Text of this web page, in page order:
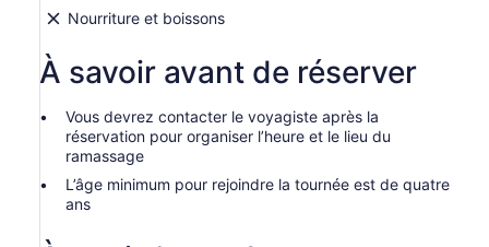
Nourriture et boissons
À savoir avant de réserver
Vous devrez contacter le voyagiste après la
réservation pour organiser l’heure et le lieu du
ramassage
L’âge minimum pour rejoindre la tournée est de quatre
ans